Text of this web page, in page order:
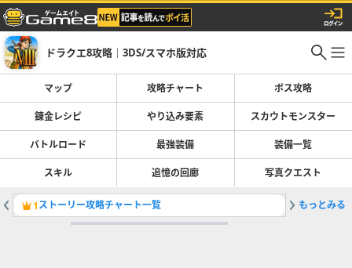
ドラクエ8攻略｜3DS/スマホ版対応
マップ 攻略チャート ボス攻略
錬金レシピ やり込み要素 スカウトモンスター
バトルロード 最強装備 装備一覧
スキル 追憶の回廊 写真クエスト
1ストーリー攻略チャート一覧 2
もっとみる